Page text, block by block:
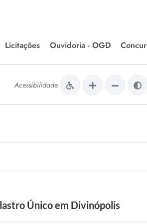
Licitações
de Licitações
Públicos
Ouvidoria - OGD
Meio Ambiente
Diário Oficial
Acessibilidade
Único em Divinópolis